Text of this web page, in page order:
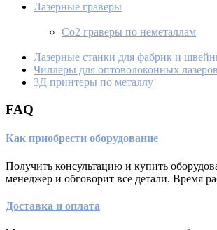
Лазерные граверы
Co2 граверы по неметаллам
Лазерные станки для фабрик и
Чиллеры для оптоволоконных лазеров
3Д принтеры по металлу
FAQ
Как приобрести оборудование
Получить консультацию и купить
менеджер и обговорит все детали. Время
Доставка и оплата